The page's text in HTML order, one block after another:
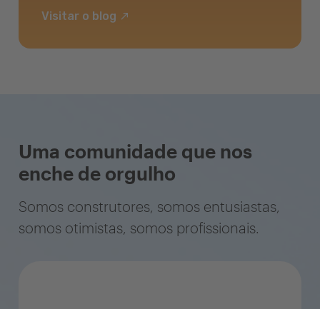
Visitar o blog
Uma comunidade que nos
enche de orgulho
Somos construtores, somos entusiastas,
somos otimistas, somos profissionais.